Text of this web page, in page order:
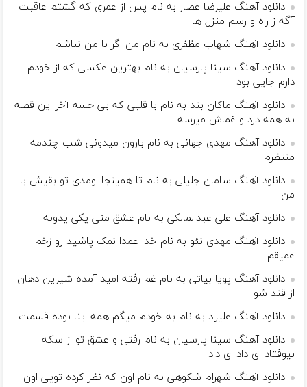
دانلود آهنگ علیرضا عصار به نام پس از عمری که گشتم عاقبت
آگه ز راه و رسم منزل ها
دانلود آهنگ شهاب مظفری به نام من اگر با من نباشم
دانلود آهنگ سینا پارسیان به نام بهترین عکسی که از خودم
دارم جایی بود
دانلود آهنگ ماکان بند به نام با قلبی که بی حسه آخر این قصه
به همه درد و غماش میرسه
دانلود آهنگ مهدی جهانی به نام بارون میدونی شب چندمه
منتظرم
دانلود آهنگ سامان جلیلی به نام تا همینجا اومدی تو بقیش با
من
دانلود آهنگ علی عبدالمالکی به نام عشق منی یکی یدونه
دانلود آهنگ مهدی نئو به نام خدا عمدا نمک پاشید رو زخم
عمیقم
دانلود آهنگ پویا بیاتی به نام غم رفته امید آمده شیرین دهان
از قند شو
دانلود آهنگ علیراد به نام به خودم میگم همه اینا بوده قسمت
دانلود آهنگ سینا پارسیان به نام رفتی و عشق تو از سکه
نیوفتاد ای داد ای داد
دانلود آهنگ شهرام شکوهی به نام اون ﻛﻪ ﻧﻈﺮ ﻛﺮده ﺗﻮﻳﻰ اون